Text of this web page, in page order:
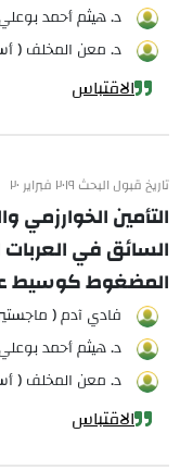
د. هيثم أحمد
د. معن المخلف (
الاقتباس
تاريخ قبول البحث ٢٠١٩ فبراير ٢٠
التأمين الخوارزمي
السائق في العربات
المضغوط كوسيط
فادي آدم (
د. هيثم أحمد
د. معن المخلف (
الاقتباس